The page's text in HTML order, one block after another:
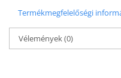
Termékmegfelelőségi
Vélemények(0)